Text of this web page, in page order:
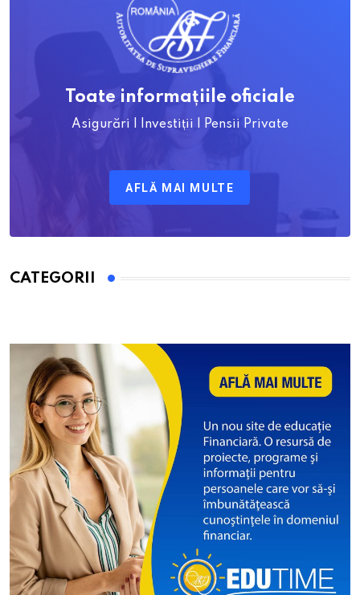
Toate informațiile oficiale
Asigurări | Investiții | Pensii Private
AFLĂ MAI MULTE
CATEGORII